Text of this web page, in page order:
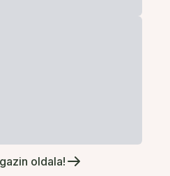
oldala!